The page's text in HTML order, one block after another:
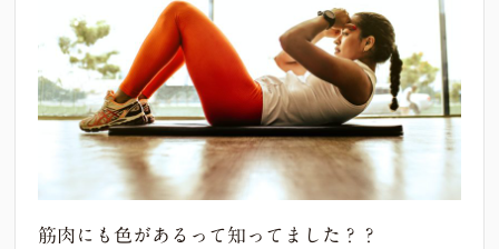
筋肉にも色があるって知ってました？？